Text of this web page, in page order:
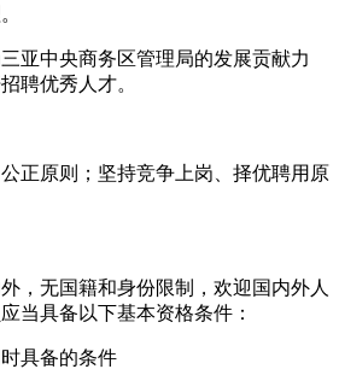
中央商务区管理局的发展贡献力
聘优秀人才。
原则；坚持竞争上岗、择优聘用原
无国籍和身份限制，欢迎国内外人
当具备以下基本资格条件：
具备的条件